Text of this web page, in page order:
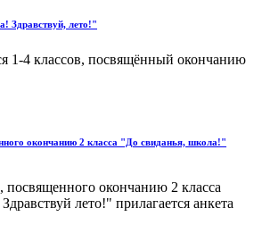
Здравствуй, лето!"
1-4 классов, посвящённый окончанию
окончанию 2 класса "До свиданья, школа!"
посвященного окончанию 2 класса
лето!" прилагается анкета